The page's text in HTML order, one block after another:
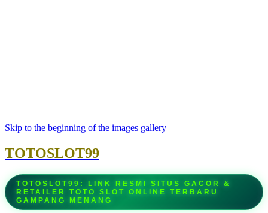
Skip to the beginning of the images gallery
TOTOSLOT99
TOTOSLOT99: LINK RESMI SITUS GACOR &
RETAILER TOTO SLOT ONLINE TERBARU
GAMPANG MENANG